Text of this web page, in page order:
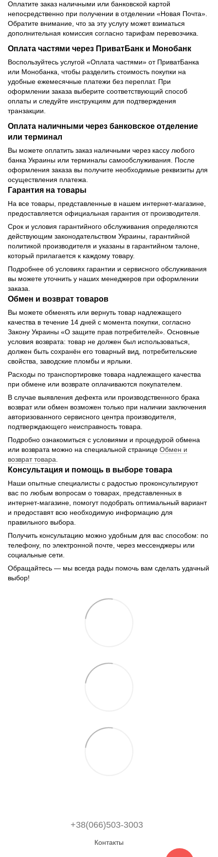
Оплатите заказ наличными или банковской картой
непосредственно при получении в отделении «Новая Почта».
Обратите внимание, что за эту услугу может взиматься
дополнительная комиссия согласно тарифам перевозчика.
Оплата частями через ПриватБанк и Монобанк
Воспользуйтесь услугой «Оплата частями» от ПриватБанка
или Монобанка, чтобы разделить стоимость покупки на
удобные ежемесячные платежи без переплат. При
оформлении заказа выберите соответствующий способ
оплаты и следуйте инструкциям для подтверждения
транзакции.
Оплата наличными через банковское отделение
или терминал
Вы можете оплатить заказ наличными через кассу любого
банка Украины или терминалы самообслуживания. После
оформления заказа вы получите необходимые реквизиты для
осуществления платежа.
Гарантия на товары
На все товары, представленные в нашем интернет-магазине,
предоставляется официальная гарантия от производителя.
Срок и условия гарантийного обслуживания определяются
действующим законодательством Украины, гарантийной
политикой производителя и указаны в гарантийном талоне,
который прилагается к каждому товару.
Подробнее об условиях гарантии и сервисного обслуживания
вы можете уточнить у наших менеджеров при оформлении
заказа.
Обмен и возврат товаров
Вы можете обменять или вернуть товар надлежащего
качества в течение 14 дней с момента покупки, согласно
Закону Украины «О защите прав потребителей». Основные
условия возврата: товар не должен был использоваться,
должен быть сохранён его товарный вид, потребительские
свойства, заводские пломбы и ярлыки.
Расходы по транспортировке товара надлежащего качества
при обмене или возврате оплачиваются покупателем.
В случае выявления дефекта или производственного брака
возврат или обмен возможен только при наличии заключения
авторизованного сервисного центра производителя,
подтверждающего неисправность товара.
Подробно ознакомиться с условиями и процедурой обмена
или возврата можно на специальной странице Обмен и
возврат товара
Консультация и помощь в выборе товара
Наши опытные специалисты с радостью проконсультируют
вас по любым вопросам о товарах, представленных в
интернет-магазине, помогут подобрать оптимальный вариант
и предоставят всю необходимую информацию для
правильного выбора.
Получить консультацию можно удобным для вас способом: по
телефону, по электронной почте, через мессенджеры или
социальные сети.
Обращайтесь — мы всегда рады помочь вам сделать удачный
выбор!
+38(066)503-3003
Контакты